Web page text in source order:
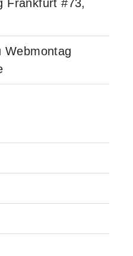
Frankfurt #73,
Webmontag